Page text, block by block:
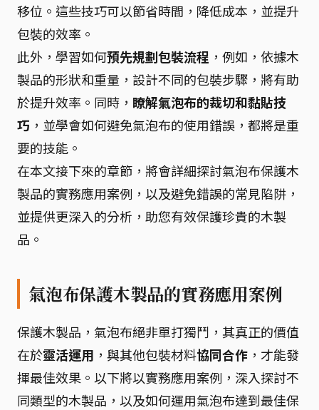
移位。這些技巧可以節省時間，降低成本，並提升
包裝的效率。
此外，學習如何預先規劃包裝流程 ，例如，依據木
製品的形狀和重量，設計不同的包裝步驟，將有助
於提升效率。同時， 瞭解氣泡布的裁切和黏貼技
巧 ，並學會如何避免氣泡布的使用錯誤，都將是重
要的技能。
在本文接下來的章節，將會詳細探討氣泡布保護木
製品的實務應用案例，以及避免錯誤的常見陷阱，
並提供更深入的分析，助您有效保護珍貴的木製
品。
氣泡布保護木製品的實務應用案例
保護木製品，氣泡布絕非單打獨鬥，其真正的價值
在於靈活運用 ，與其他包裝材料協同合作 ，才能發
揮最佳效果。以下將以實務應用案例，深入探討不
同類型的木製品，以及如何運用氣泡布達到最佳保